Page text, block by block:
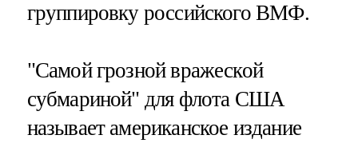
группировку российского ВМФ.
"Самой грозной вражеской
субмариной" для флота США
называет американское издание